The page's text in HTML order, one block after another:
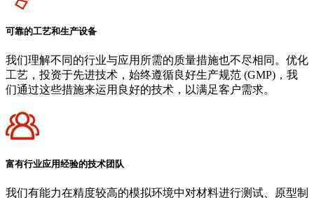
可靠的工艺和生产设备
我们理解不同的行业与应用所需的质量措施也不尽相同。优化
工艺，投资于先进技术，始终遵循良好生产规范 (GMP)，我
们通过这些措施来运用良好的技术，以满足客户需求。
富有行业应用经验的技术团队
我们有能力在精度较高的模拟环境中对材料进行测试、原型制